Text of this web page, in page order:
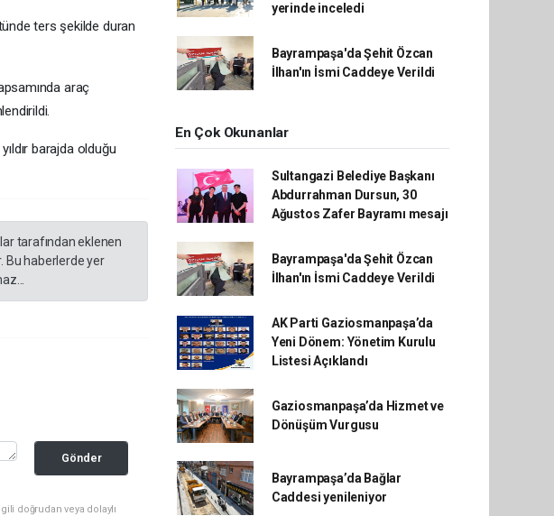
ters şekilde duran
araç
barajda olduğu
tarafından eklenen
Bu haberlerde yer
Gönder
doğrudan veya dolaylı
yerinde inceledi
Bayrampaşa'da Şehit Özcan
İlhan'ın İsmi Caddeye Verildi
En Çok Okunanlar
Sultangazi Belediye Başkanı
Abdurrahman Dursun, 30
Ağustos Zafer Bayramı mesajı
Bayrampaşa'da Şehit Özcan
İlhan'ın İsmi Caddeye Verildi
AK Parti Gaziosmanpaşa’da
Yeni Dönem: Yönetim Kurulu
Listesi Açıklandı
Gaziosmanpaşa’da Hizmet ve
Dönüşüm Vurgusu
Bayrampaşa’da Bağlar
Caddesi yenileniyor